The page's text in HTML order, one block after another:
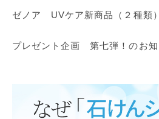
ゼノア UVケア新商品（２種類
プレゼント企画 第七弾！のお知